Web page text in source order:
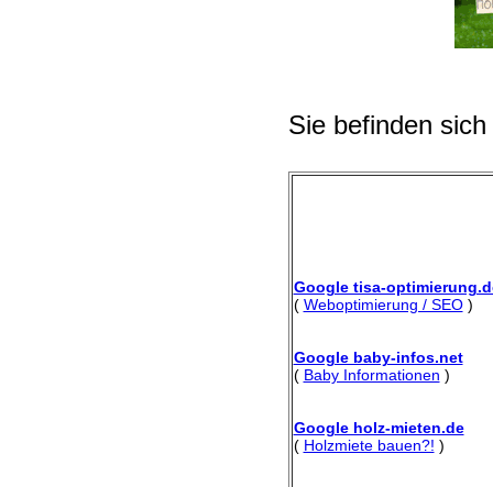
Sie befinden
Google tisa-
( Weboptimierung / SEO)
Google baby-infos.net
( Baby Informationen )
Google holz-mieten.de
( Holzmiete bauen?! )